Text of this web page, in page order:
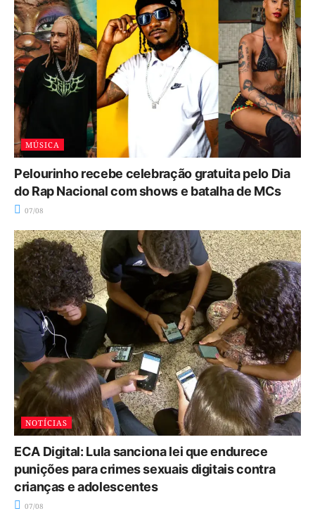
MÚSICA
Pelourinho recebe celebração gratuita pelo Dia
do Rap Nacional com shows e batalha de MCs
07/08
NOTÍCIAS
ECA Digital: Lula sanciona lei que endurece
punições para crimes sexuais digitais contra
crianças e adolescentes
07/08